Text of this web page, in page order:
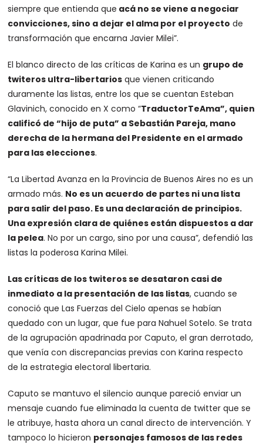
siempre que entienda que acá no se viene a negociar
convicciones, sino a dejar el alma por el proyecto de
transformación que encarna Javier Milei”.
El blanco directo de las críticas de Karina es un grupo de
twiteros ultra-libertarios que vienen criticando
duramente las listas, entre los que se cuentan Esteban
Glavinich, conocido en X como “TraductorTeAma”, quien
calificó de “hijo de puta” a Sebastián Pareja, mano
derecha de la hermana del Presidente en el armado
para las elecciones.
“La Libertad Avanza en la Provincia de Buenos Aires no es un
armado más. No es un acuerdo de partes ni una lista
para salir del paso. Es una declaración de principios.
Una expresión clara de quiénes están dispuestos a dar
la pelea. No por un cargo, sino por una causa”, defendió las
listas la poderosa Karina Milei.
Las críticas de los twiteros se desataron casi de
inmediato a la presentación de las listas, cuando se
conoció que Las Fuerzas del Cielo apenas se habían
quedado con un lugar, que fue para Nahuel Sotelo. Se trata
de la agrupación apadrinada por Caputo, el gran derrotado,
que venía con discrepancias previas con Karina respecto
de la estrategia electoral libertaria.
Caputo se mantuvo el silencio aunque pareció enviar un
mensaje cuando fue eliminada la cuenta de twitter que se
le atribuye, hasta ahora un canal directo de intervención. Y
tampoco lo hicieron personajes famosos de las redes